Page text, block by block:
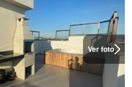
Ver foto